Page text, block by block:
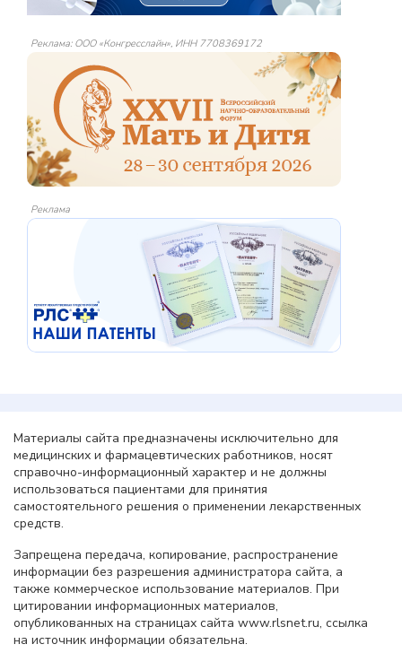
Реклама: ООО «Конгресслайн», ИНН 7708369172
Реклама
Материалы сайта предназначены исключительно для
медицинских и фармацевтических работников, носят
справочно-информационный характер и не должны
использоваться пациентами для принятия
самостоятельного решения о применении лекарственных
средств.
Запрещена передача, копирование, распространение
информации без разрешения администратора сайта, а
также коммерческое использование материалов. При
цитировании информационных материалов,
опубликованных на страницах сайта www.rlsnet.ru, ссылка
на источник информации обязательна.